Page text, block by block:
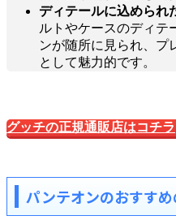
ディテールに込められ
ルトやケースのディテ
ンが随所に見られ、プ
として魅力的です。
グッチの正規通販店はコチラ
パンテオンのおすす